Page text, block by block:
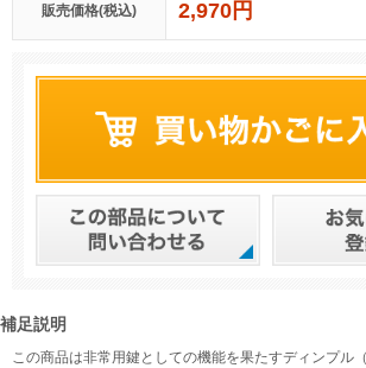
販売価格(税込) 2,970円
補足説明
この商品は非常用鍵としての機能を果たすディンプル